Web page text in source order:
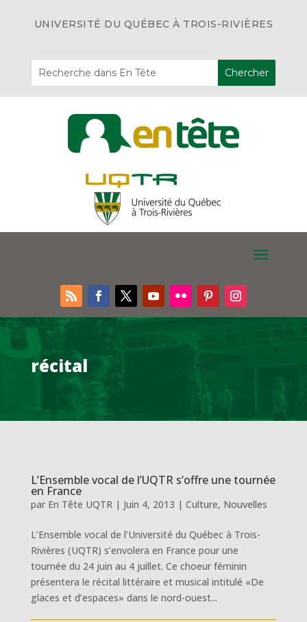
UNIVERSITÉ DU QUÉBEC À TROIS-RIVIÈRES
récital
L’Ensemble vocal de l’UQTR s’offre une tournée
en France
par En Tête UQTR| Juin 4, 2013 | Culture, Nouvelles
L’Ensemble vocal de l’Université du Québec à Trois-
Rivières (UQTR) s’envolera en France pour une
tournée du 24 juin au 4 juillet. Ce choeur féminin
présentera le récital littéraire et musical intitulé «De
glaces et d’espaces» dans le nord-ouest...